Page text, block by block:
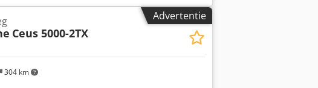
Advertentie
304 km
Ceus 5000-2TX